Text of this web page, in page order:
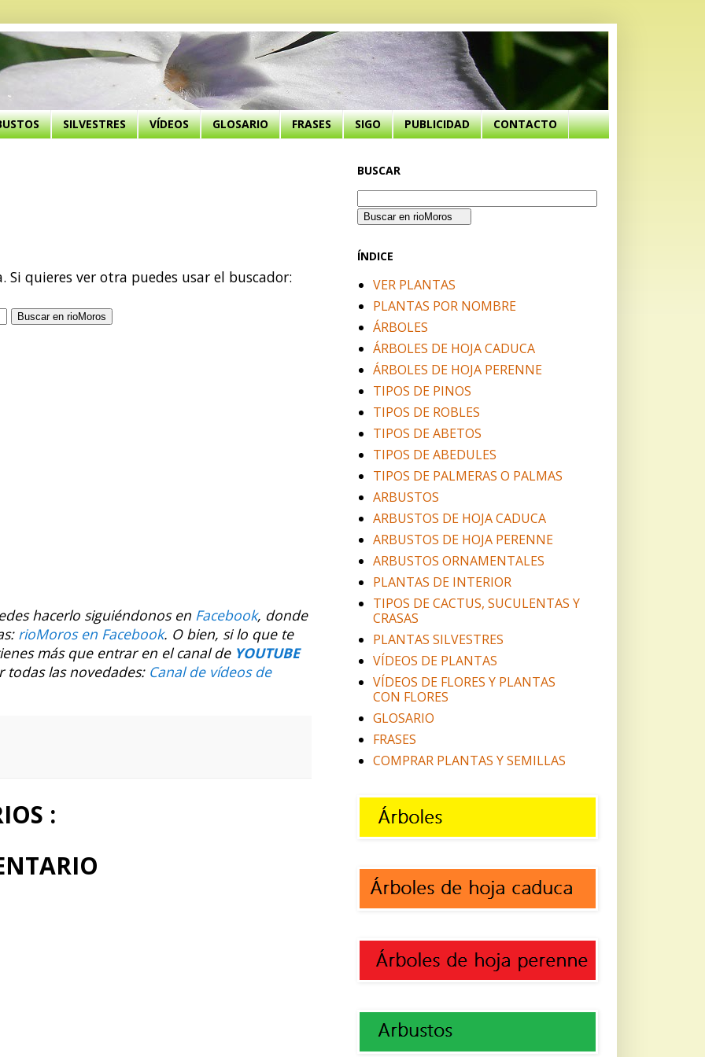
SILVESTRES VÍDEOS GLOSARIO FRASES SIGO PUBLICIDAD CONTACTO
quieres ver otra puedes usar el buscador:
hacerlo siguiéndonos en Facebook, donde
rioMoros en Facebook. O bien, si lo que te
más que entrar en el canal de YOUTUBE
todas las novedades: Canal de vídeos de
:
BUSCAR
ÍNDICE
VER PLANTAS
PLANTAS POR NOMBRE
ÁRBOLES
ÁRBOLES DE HOJA CADUCA
ÁRBOLES DE HOJA PERENNE
TIPOS DE PINOS
TIPOS DE ROBLES
TIPOS DE ABETOS
TIPOS DE ABEDULES
TIPOS DE PALMERAS O PALMAS
ARBUSTOS
ARBUSTOS DE HOJA CADUCA
ARBUSTOS DE HOJA PERENNE
ARBUSTOS ORNAMENTALES
PLANTAS DE INTERIOR
TIPOS DE CACTUS, SUCULENTAS Y
CRASAS
PLANTAS SILVESTRES
VÍDEOS DE PLANTAS
VÍDEOS DE FLORES Y PLANTAS
CON FLORES
GLOSARIO
FRASES
COMPRAR PLANTAS Y SEMILLAS